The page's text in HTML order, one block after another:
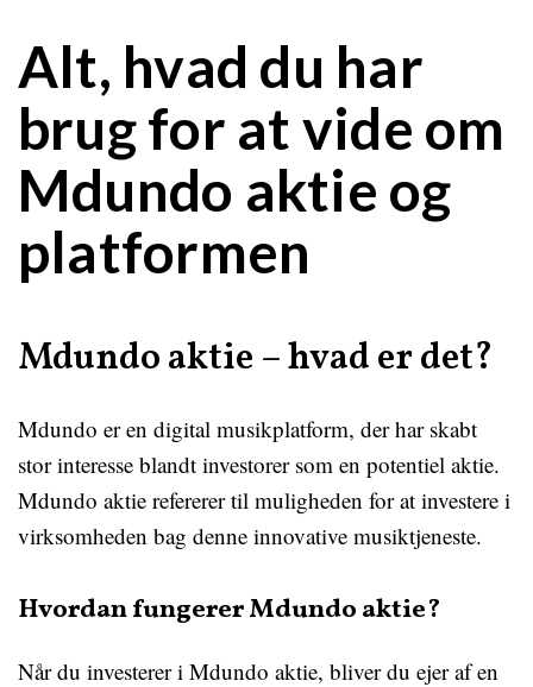
Alt, hvad du har
brug for at vide om
Mdundo aktie og
platformen
Mdundo aktie – hvad er det?
Mdundo er en digital musikplatform, der har skabt
stor interesse blandt investorer som en potentiel aktie.
Mdundo aktie refererer til muligheden for at investere i
virksomheden bag denne innovative musiktjeneste.
Hvordan fungerer Mdundo aktie?
Når du investerer i Mdundo aktie, bliver du ejer af en